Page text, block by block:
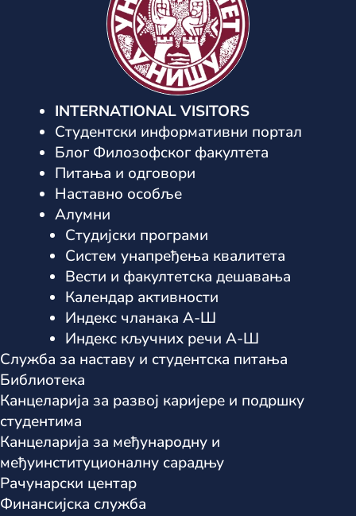
INTERNATIONAL VISITORS
Студентски информативни портал
Блог Филозофског факултета
Питања и одговори
Наставно особље
Алумни
Студијски програми
Систем унапређења квалитета
Вести и факултетска дешавања
Календар активности
Индекс чланака А-Ш
Индекс кључних речи А-Ш
Служба за наставу и студентска питања
Библиотека
Канцеларија за развој каријере и подршку
студентима
Канцеларијa за међународну и
међуинституционалну сарадњу
Рачунарски центар
Финансијска служба